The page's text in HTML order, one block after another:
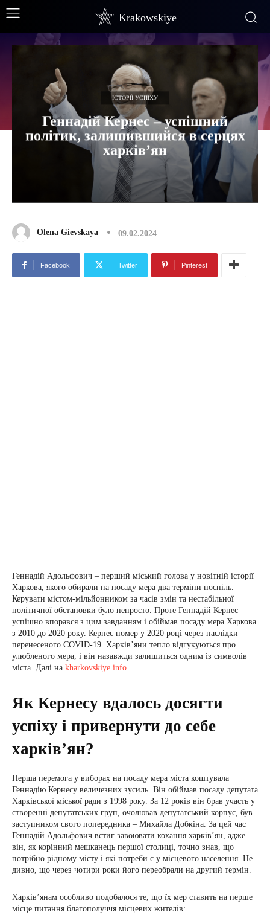
Krakowskiye
ІСТОРІЇ УСПІХУ
Геннадій Кернес – успішний
політик, залишившийся в серцях
харків’ян
Olena Gievskaya 09.02.2024
Facebook Twitter Pinterest
Геннадій Адольфович – перший міський голова у новітній історії
Харкова, якого обирали на посаду мера два терміни поспіль.
Керувати містом-мільйонником за часів змін та нестабільної
політичної обстановки було непросто. Проте Геннадій Кернес
успішно впорався з цим завданням і обіймав посаду мера Харкова
з 2010 до 2020 року. Кернес помер у 2020 році через наслідки
перенесеного COVID-19. Харків’яни тепло відгукуються про
улюбленого мера, і він назавжди залишиться одним із символів
міста. Далі на kharkovskiye.info.
Як Кернесу вдалось досягти
успіху і привернути до себе
харків’ян?
Перша перемога у виборах на посаду мера міста коштувала
Геннадію Кернесу величезних зусиль. Він обіймав посаду депутата
Харківської міської ради з 1998 року. За 12 років він брав участь у
створенні депутатських груп, очолював депутатський корпус, був
заступником свого попередника – Михайла Добкіна. За цей час
Геннадій Адольфович встиг завоювати кохання харків’ян, адже
він, як корінний мешканець першої столиці, точно знав, що
потрібно рідному місту і які потреби є у місцевого населення. Не
дивно, що через чотири роки його переобрали на другий термін.
Харків’янам особливо подобалося те, що їх мер ставить на перше
місце питання благополуччя місцевих жителів: